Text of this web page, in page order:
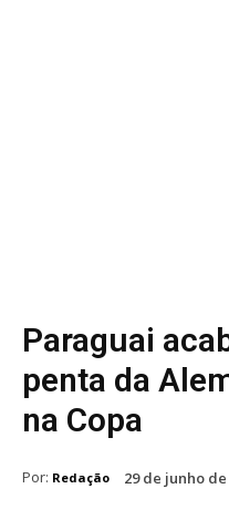
Paraguai
penta da
na Copa
Por: Redação 29 de junho de